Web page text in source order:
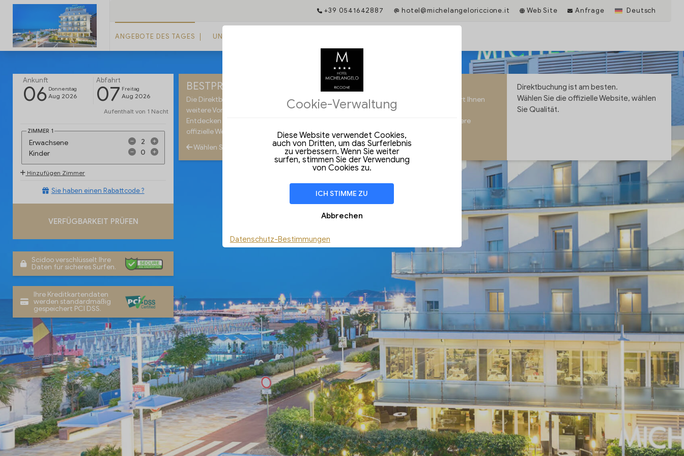
+39 0541642887 hotel@michelangeloriccione.it Web Site Anfrage Deutsch
ANGEBOTE DES TAGES UNTERKÜNFTE
Ankunft
06 Donnerstag
Aug 2026
Abfahrt
07 Freitag
Aug 2026
Aufenthalt von 1 Nacht
ZIMMER 1
Erwachsene
Kinder
Hinzufügen Zimmer
Sie haben einen Rabattcode ?
VERFÜGBARKEIT PRÜFEN
Scidoo verschlüsselt Ihre
Daten für sicheres Surfen.
Ihre Kreditkartendaten
werden standardmäßig
gespeichert PCI DSS.
BESTPREIS-GARANTIE
Die Direktbuchung bietet Ihnen Zugang zu exklusiven Dienstleistungen und garantiert Ihnen
weitere Vorteile im l'Hotel.
Entdecken Sie einmalige Angebote und exklusive Vorteile bei einer Buchung über unsere
offizielle Website!
Wählen Sie das Datum, um loszulegen
Direktbuchung ist am besten.
Wählen Sie die offizielle Website, wählen
Sie Qualität.
Cookie-Verwaltung
Diese Website verwendet Cookies,
auch von Dritten, um das Surferlebnis
zu verbessern. Wenn Sie weiter
surfen, stimmen Sie der Verwendung
von Cookies zu.
ICH STIMME ZU
Abbrechen
Datenschutz-Bestimmungen